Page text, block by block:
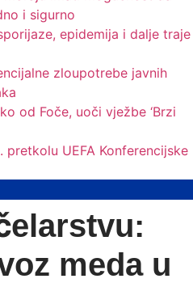
i sigurno
epidemija i dalje traje
zloupotrebe javnih
od Foče, uoči vježbe ‘Brzi
UEFA Konferencijske
meda u